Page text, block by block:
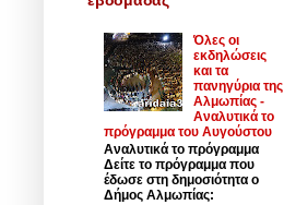
Όλες οι
εκδηλώσεις
και τα
πανηγύρια της
Αλμωπίας -
Αναλυτικά το
πρόγραμμα του Αυγούστου
Αναλυτικά το πρόγραμμα
Δείτε το πρόγραμμα που
έδωσε στη δημοσιότητα ο
Δήμος Αλμωπίας: